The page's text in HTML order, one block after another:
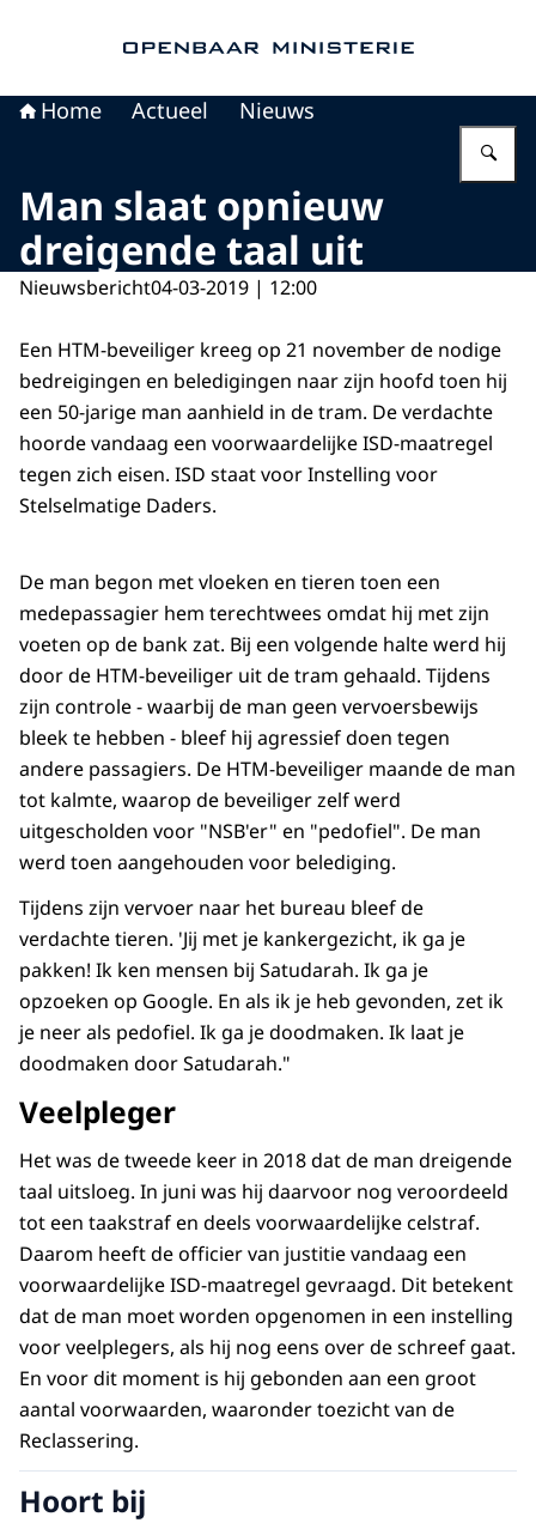
Home Actueel Nieuws
Man slaat opnieuw
dreigende taal uit
Nieuwsbericht04-03-2019 | 12:00
Een HTM-beveiliger kreeg op 21 november de nodige
bedreigingen en beledigingen naar zijn hoofd toen hij
een 50-jarige man aanhield in de tram. De verdachte
hoorde vandaag een voorwaardelijke ISD-maatregel
tegen zich eisen. ISD staat voor Instelling voor
Stelselmatige Daders.
De man begon met vloeken en tieren toen een
medepassagier hem terechtwees omdat hij met zijn
voeten op de bank zat. Bij een volgende halte werd hij
door de HTM-beveiliger uit de tram gehaald. Tijdens
zijn controle - waarbij de man geen vervoersbewijs
bleek te hebben - bleef hij agressief doen tegen
andere passagiers. De HTM-beveiliger maande de man
tot kalmte, waarop de beveiliger zelf werd
uitgescholden voor "NSB'er" en "pedofiel". De man
werd toen aangehouden voor belediging.
Tijdens zijn vervoer naar het bureau bleef de
verdachte tieren. 'Jij met je kankergezicht, ik ga je
pakken! Ik ken mensen bij Satudarah. Ik ga je
opzoeken op Google. En als ik je heb gevonden, zet ik
je neer als pedofiel. Ik ga je doodmaken. Ik laat je
doodmaken door Satudarah."
Veelpleger
Het was de tweede keer in 2018 dat de man dreigende
taal uitsloeg. In juni was hij daarvoor nog veroordeeld
tot een taakstraf en deels voorwaardelijke celstraf.
Daarom heeft de officier van justitie vandaag een
voorwaardelijke ISD-maatregel gevraagd. Dit betekent
dat de man moet worden opgenomen in een instelling
voor veelplegers, als hij nog eens over de schreef gaat.
En voor dit moment is hij gebonden aan een groot
aantal voorwaarden, waaronder toezicht van de
Reclassering.
Hoort bij